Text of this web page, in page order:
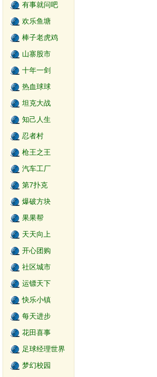
有事就问吧
欢乐鱼塘
棒子老虎鸡
山寨股市
十年一剑
热血球球
坦克大战
知己人生
忍者村
枪王之王
汽车工厂
第7扑克
爆破方块
果果帮
天天向上
开心团购
社区城市
运镖天下
快乐小镇
每天进步
花田喜事
足球经理世界
梦幻校园